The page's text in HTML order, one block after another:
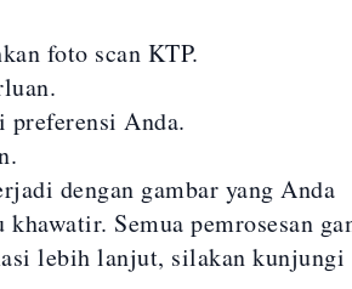
foto scan KTP.
preferensi Anda.
dengan gambar yang Anda
Semua pemrosesan
lebih lanjut, silakan kunjungi